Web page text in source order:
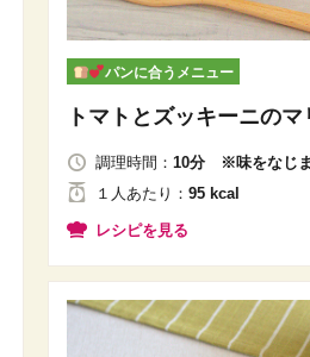
パンに合うメニュー
トマトとズッキーニのマ
調理時間： 10分 ※味をなじま
１人 あたり ： 95 kcal
レシピを見る